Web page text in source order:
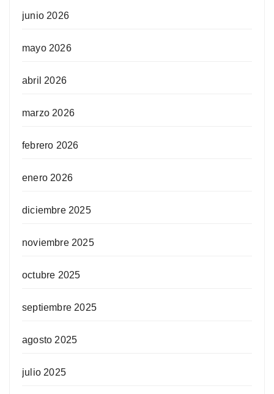
junio 2026
mayo 2026
abril 2026
marzo 2026
febrero 2026
enero 2026
diciembre 2025
noviembre 2025
octubre 2025
septiembre 2025
agosto 2025
julio 2025